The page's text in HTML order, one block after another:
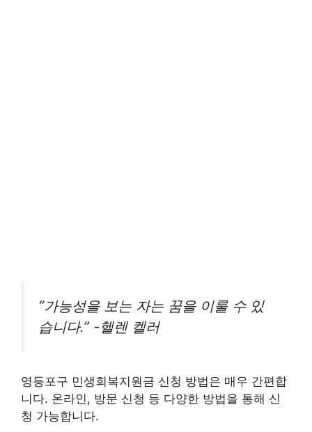
“가능성을 보는 자는 꿈을 이룰 수 있
습니다.” -헬렌 켈러
영등포구 민생회복지원금 신청 방법은 매우 간편합
니다. 온라인, 방문 신청 등 다양한 방법을 통해 신
청 가능합니다.